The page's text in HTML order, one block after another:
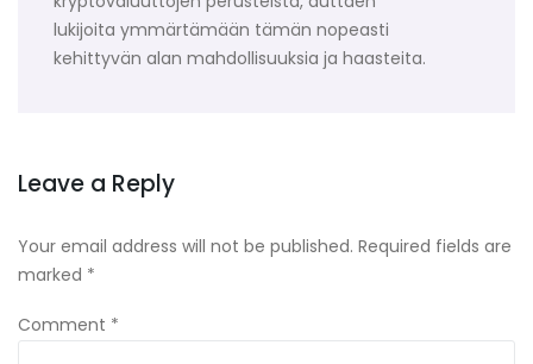
lukijoita ymmärtämään tämän nopeasti
kehittyvän alan mahdollisuuksia ja haasteita.
Leave a Reply
Your email address will not be published. Required fields are
marked *
Comment *